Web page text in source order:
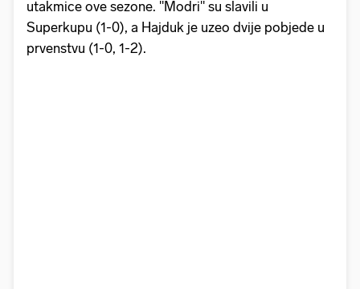
utakmice ove sezone. "Modri" su slavili u
Superkupu (1-0), a Hajduk je uzeo dvije pobjede u
prvenstvu (1-0, 1-2).